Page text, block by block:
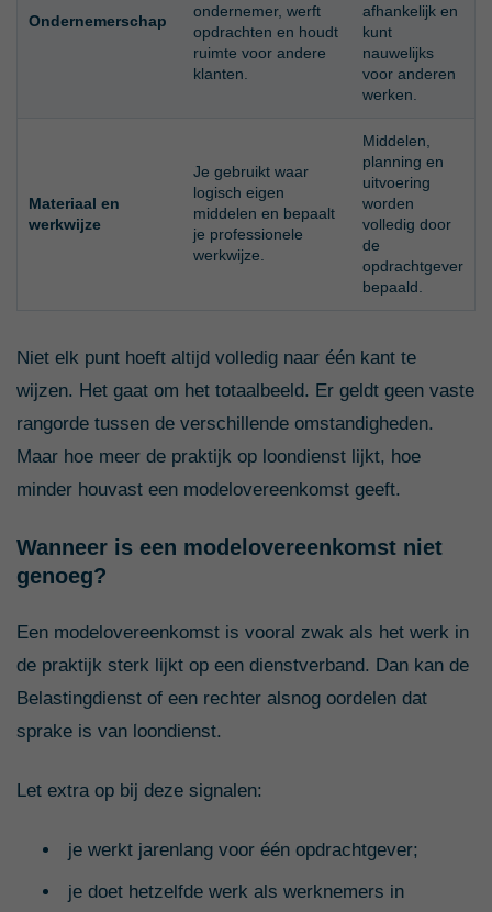
Ondernemerschap
ondernemer, werft
opdrachten en houdt
ruimte voor andere
klanten.
afhankelijk en
kunt
nauwelijks
voor anderen
werken.
Materiaal en
werkwijze
Je gebruikt waar
logisch eigen
middelen en bepaalt
je professionele
werkwijze.
Middelen,
planning en
uitvoering
worden
volledig door
de
opdrachtgever
bepaald.
Niet elk punt hoeft altijd volledig naar één kant te
wijzen. Het gaat om het totaalbeeld. Er geldt geen vaste
rangorde tussen de verschillende omstandigheden.
Maar hoe meer de praktijk op loondienst lijkt, hoe
minder houvast een modelovereenkomst geeft.
Wanneer is een modelovereenkomst niet
genoeg?
Een modelovereenkomst is vooral zwak als het werk in
de praktijk sterk lijkt op een dienstverband. Dan kan de
Belastingdienst of een rechter alsnog oordelen dat
sprake is van loondienst.
Let extra op bij deze signalen:
je werkt jarenlang voor één opdrachtgever;
je doet hetzelfde werk als werknemers in